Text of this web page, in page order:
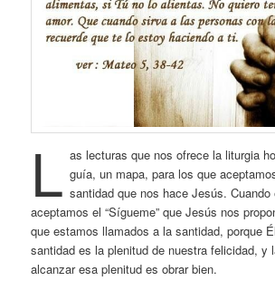
L as lecturas que nos ofrece la liturgia
guía, un mapa, para los que
santidad que nos hace Jesús.
aceptamos el “Sígueme” que Jesús nos
que estamos llamados a la santidad, porque
santidad es la plenitud de nuestra felicidad, y
alcanzar esa plenitud es obrar bien.